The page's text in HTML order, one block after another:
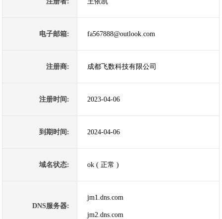
电子邮箱: fa567888@outlook.com
注册商: 成都飞数科技有限公司
注册时间: 2023-04-06
到期时间: 2024-04-06
域名状态: ok ( 正常 )
DNS服务器:
jm1.dns.com
jm2.dns.com